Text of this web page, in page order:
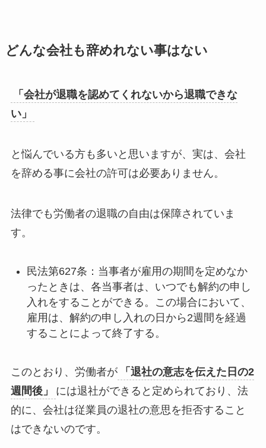
どんな会社も辞めれない事はない
「会社が退職を認めてくれないから退職できな
い」
と悩んでいる方も多いと思いますが、実は、会社
を辞める事に会社の許可は必要ありません。
法律でも労働者の退職の自由は保障されていま
す。
民法第627条：当事者が雇用の期間を定めなか
ったときは、各当事者は、いつでも解約の申し
入れをすることができる。この場合において、
雇用は、解約の申し入れの日から2週間を経過
することによって終了する。
このとおり、労働者が
「退社の意志を伝えた日の2
週間後」
には退社ができると定められており、法
的に、会社は従業員の退社の意思を拒否すること
はできないのです。